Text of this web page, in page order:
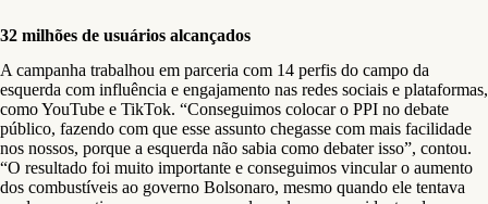
32 milhões de usuários alcançados
A campanha trabalhou em parceria com 14 perfis do campo da
esquerda com influência e engajamento nas redes sociais e plataformas,
como YouTube e TikTok. “Conseguimos colocar o PPI no debate
público, fazendo com que esse assunto chegasse com mais facilidade
nos nossos, porque a esquerda não sabia como debater isso”, contou.
“O resultado foi muito importante e conseguimos vincular o aumento
dos combustíveis ao governo Bolsonaro, mesmo quando ele tentava